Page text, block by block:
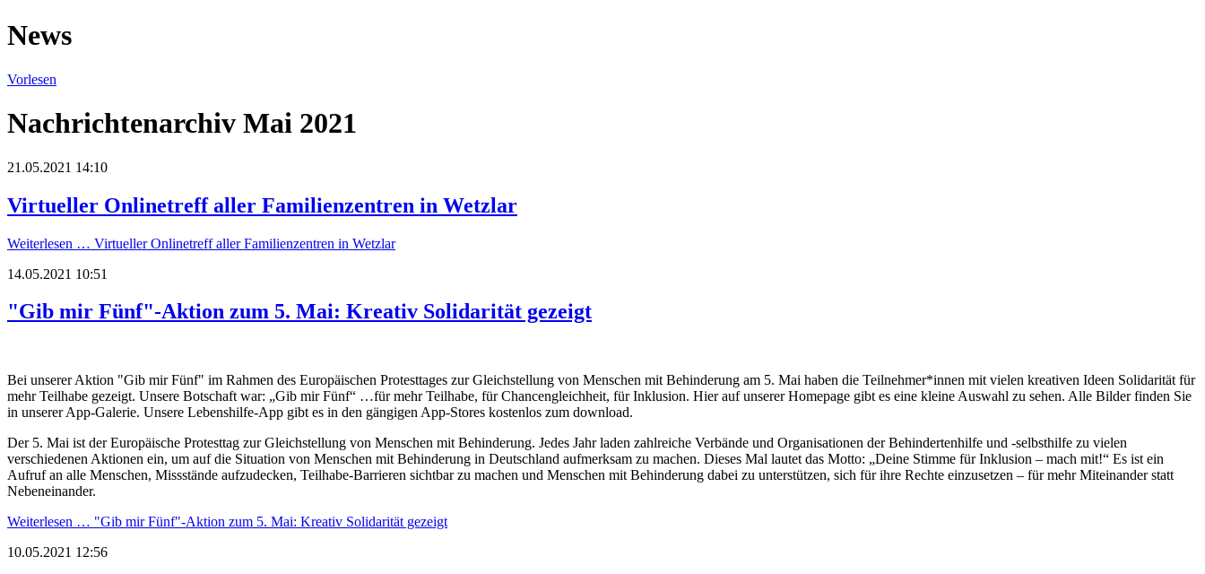
News
Vorlesen
Nachrichtenarchiv Mai 2021
21.05.2021 14:10
Virtueller Onlinetreff aller Familienzentren in Wetzlar
Weiterlesen … Virtueller Onlinetreff aller Familienzentren in Wetzlar
14.05.2021 10:51
"Gib mir Fünf"-Aktion zum 5. Mai: Kreativ Solidarität gezeigt
Bei unserer Aktion "Gib mir Fünf" im Rahmen des Europäischen Protesttages zur Gleichstellung von Menschen mit Behinderung am 5. Mai haben die Teilnehmer*innen mit vielen kreativen Ideen Solidarität für
mehr Teilhabe gezeigt. Unsere Botschaft war: „Gib mir Fünf“ …für mehr Teilhabe, für Chancengleichheit, für Inklusion. Hier auf unserer Homepage gibt es eine kleine Auswahl zu sehen. Alle Bilder finden Sie
in unserer App-Galerie. Unsere Lebenshilfe-App gibt es in den gängigen App-Stores kostenlos zum download.
Der 5. Mai ist der Europäische Protesttag zur Gleichstellung von Menschen mit Behinderung. Jedes Jahr laden zahlreiche Verbände und Organisationen der Behindertenhilfe und -selbsthilfe zu vielen
verschiedenen Aktionen ein, um auf die Situation von Menschen mit Behinderung in Deutschland aufmerksam zu machen. Dieses Mal lautet das Motto: „Deine Stimme für Inklusion – mach mit!“ Es ist ein
Aufruf an alle Menschen, Missstände aufzudecken, Teilhabe-Barrieren sichtbar zu machen und Menschen mit Behinderung dabei zu unterstützen, sich für ihre Rechte einzusetzen – für mehr Miteinander statt
Nebeneinander.
Weiterlesen … "Gib mir Fünf"-Aktion zum 5. Mai: Kreativ Solidarität gezeigt
10.05.2021 12:56